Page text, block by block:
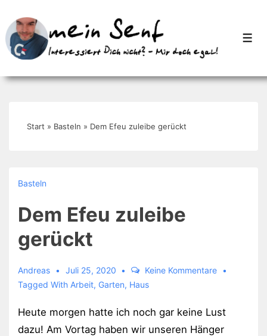
Zum
Inhalt
Start » Basteln » Dem Efeu zuleibe gerückt
Basteln
Dem Efeu zuleibe
gerückt
Andreas Juli 25, 2020
Keine Kommentare
Tagged With Arbeit, Garten, Haus
Heute morgen hatte ich noch gar keine Lust
dazu! Am Vortag haben wir unseren Hänger